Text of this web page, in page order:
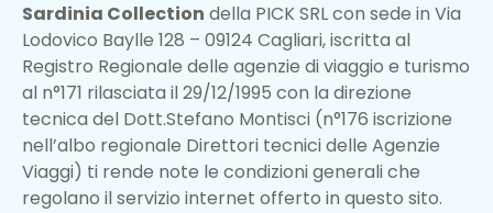
Sardinia Collection della PICK SRL con sede in Via
Lodovico Baylle 128 – 09124 Cagliari, iscritta al
Registro Regionale delle agenzie di viaggio e turismo
al n°171 rilasciata il 29/12/1995 con la direzione
tecnica del Dott.Stefano Montisci (n°176 iscrizione
nell’albo regionale Direttori tecnici delle Agenzie
Viaggi) ti rende note le condizioni generali che
regolano il servizio internet offerto in questo sito.